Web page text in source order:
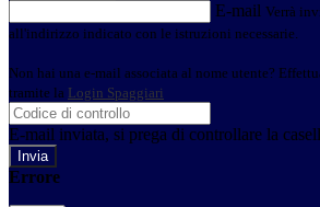
E-mail Verrà
all'indirizzo indicato con le istruzioni necessarie.
Non hai una e-mail associata al nome utente?
tramite la Login Spaggiari
E-mail inviata, si prega di controllare la
Errore